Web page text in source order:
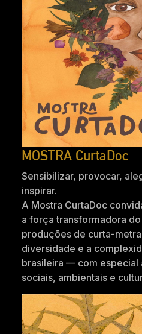
MOSTRA CurtaDoc
Sensibilizar, provocar,
inspirar.
A Mostra CurtaDoc
a força transformadora
produções de curta-
diversidade e a
brasileira — com especial
sociais, ambientais e